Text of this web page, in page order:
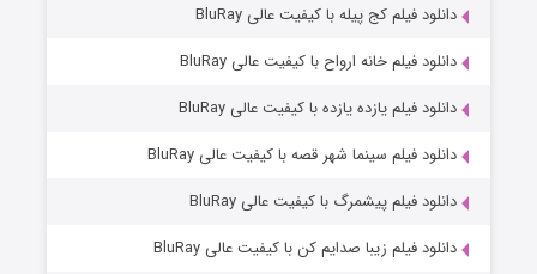
دانلود فیلم کج‌ پیله با کیفیت عالی BluRay
دانلود فیلم خانه ارواح با کیفیت عالی BluRay
دانلود فیلم یازده یازده با کیفیت عالی BluRay
دانلود فیلم سینما شهر قصه با کیفیت عالی BluRay
دانلود فیلم پیشمرگ با کیفیت عالی BluRay
دانلود فیلم زیبا صدایم کن با کیفیت عالی BluRay